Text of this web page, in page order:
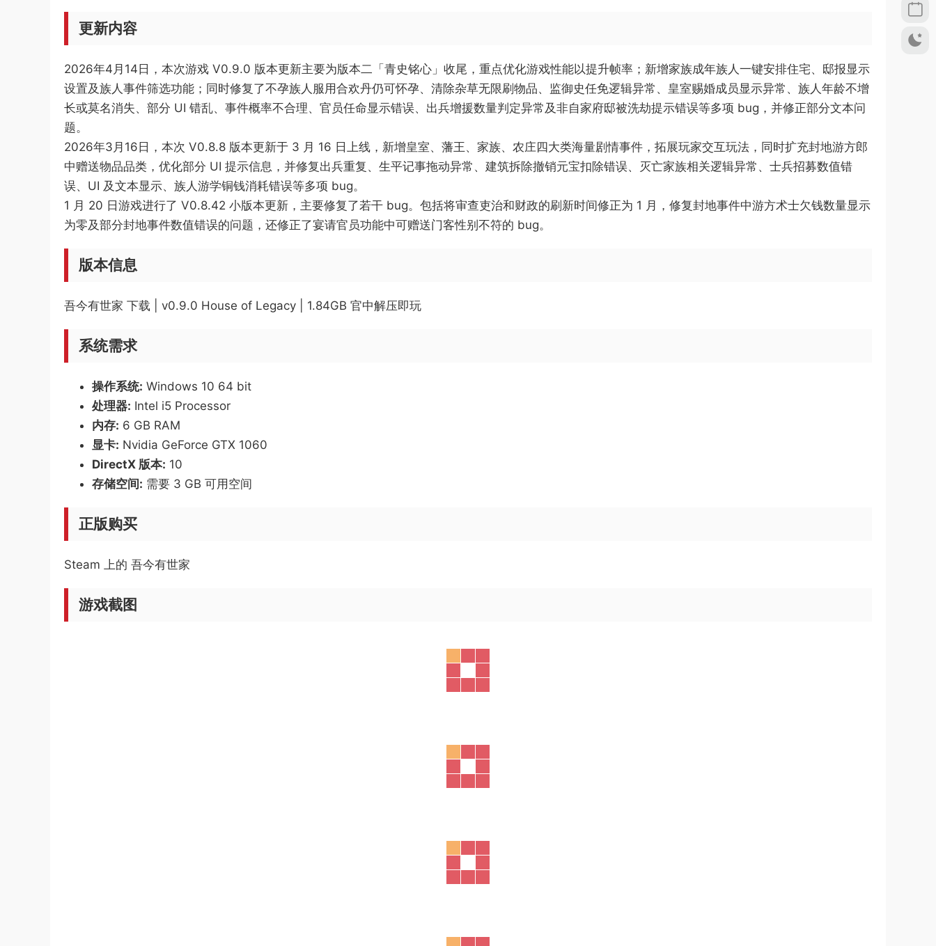
更新内容
2026年4月14日，本次游戏 V0.9.0 版本更新主要为版本二「青史铭心」收尾，重点优化游戏性能以提升帧率；新增家族成年族人一键安排住宅、邸报显示
设置及族人事件筛选功能；同时修复了不孕族人服用合欢丹仍可怀孕、清除杂草无限刷物品、监御史任免逻辑异常、皇室赐婚成员显示异常、族人年龄不增
长或莫名消失、部分 UI 错乱、事件概率不合理、官员任命显示错误、出兵增援数量判定异常及非自家府邸被洗劫提示错误等多项 bug，并修正部分文本问
题。
2026年3月16日，本次 V0.8.8 版本更新于 3 月 16 日上线，新增皇室、藩王、家族、农庄四大类海量剧情事件，拓展玩家交互玩法，同时扩充封地游方郎
中赠送物品品类，优化部分 UI 提示信息，并修复出兵重复、生平记事拖动异常、建筑拆除撤销元宝扣除错误、灭亡家族相关逻辑异常、士兵招募数值错
误、UI 及文本显示、族人游学铜钱消耗错误等多项 bug。
1 月 20 日游戏进行了 V0.8.42 小版本更新，主要修复了若干 bug。包括将审查吏治和财政的刷新时间修正为 1 月，修复封地事件中游方术士欠钱数量显示
为零及部分封地事件数值错误的问题，还修正了宴请官员功能中可赠送门客性别不符的 bug。
版本信息
吾今有世家 下载 | v0.9.0 House of Legacy | 1.84GB 官中解压即玩
系统需求
操作系统: Windows 10 64 bit
处理器: Intel i5 Processor
内存: 6 GB RAM
显卡: Nvidia GeForce GTX 1060
DirectX 版本: 10
存储空间: 需要 3 GB 可用空间
正版购买
Steam 上的 吾今有世家
游戏截图